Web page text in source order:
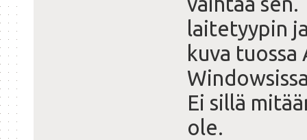
laitetyypin
kuva
Ei sillä
ole.